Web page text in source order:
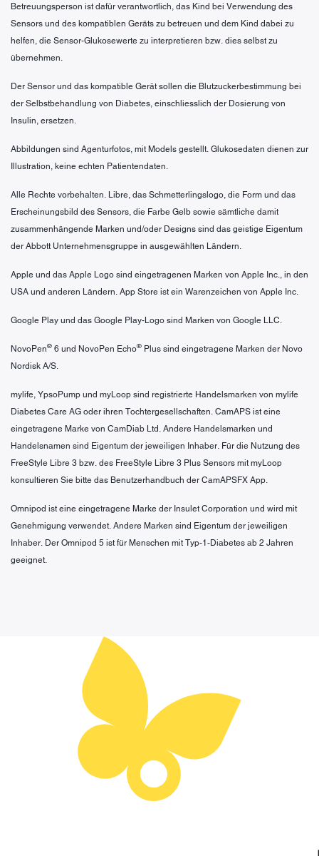
Betreuungsperson ist dafür verantwortlich, das Kind bei Verwendung des
Sensors und des kompatiblen Geräts zu betreuen und dem Kind dabei zu
helfen, die Sensor-Glukosewerte zu interpretieren bzw. dies selbst zu
übernehmen.
Der Sensor und das kompatible Gerät sollen die Blutzuckerbestimmung bei
der Selbstbehandlung von Diabetes, einschliesslich der Dosierung von
Insulin, ersetzen.
Abbildungen sind Agenturfotos, mit Models gestellt. Glukosedaten dienen zur
Illustration, keine echten Patientendaten.
Alle Rechte vorbehalten. Libre, das Schmetterlingslogo, die Form und das
Erscheinungsbild des Sensors, die Farbe Gelb sowie sämtliche damit
zusammenhängende Marken und/oder Designs sind das geistige Eigentum
der Abbott Unternehmensgruppe in ausgewählten Ländern.
Apple und das Apple Logo sind eingetragenen Marken von Apple Inc., in den
USA und anderen Ländern. App Store ist ein Warenzeichen von Apple Inc.
Google Play und das Google Play-Logo sind Marken von Google LLC.
NovoPen® 6 und NovoPen Echo® Plus sind eingetragene Marken der Novo
Nordisk A/S.
mylife, YpsoPump und myLoop sind registrierte Handelsmarken von mylife
Diabetes Care AG oder ihren Tochtergesellschaften. CamAPS ist eine
eingetragene Marke von CamDiab Ltd. Andere Handelsmarken und
Handelsnamen sind Eigentum der jeweiligen Inhaber. Für die Nutzung des
FreeStyle Libre 3 bzw. des FreeStyle Libre 3 Plus Sensors mit myLoop
konsultieren Sie bitte das Benutzerhandbuch der CamAPSFX App.
Omnipod ist eine eingetragene Marke der Insulet Corporation und wird mit
Genehmigung verwendet. Andere Marken sind Eigentum der jeweiligen
Inhaber. Der Omnipod 5 ist für Menschen mit Typ-1-Diabetes ab 2 Jahren
geeignet.